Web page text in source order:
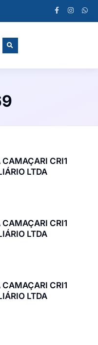
CRI1
LTDA
CRI1
LTDA
CRI1
LTDA